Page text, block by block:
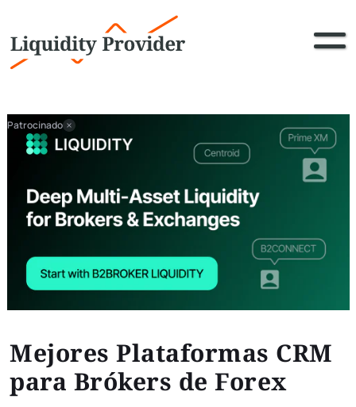
Patrocinado
Mejores Plataformas CRM
para Brókers de Forex